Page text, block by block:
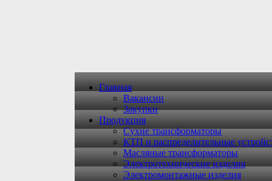
Главная
Вакансии
Закупки
Продукция
Сухие трансформаторы
КТП и распределительные
Масляные трансформаторы
Электротехнические изделия
Электромонтажные изделия